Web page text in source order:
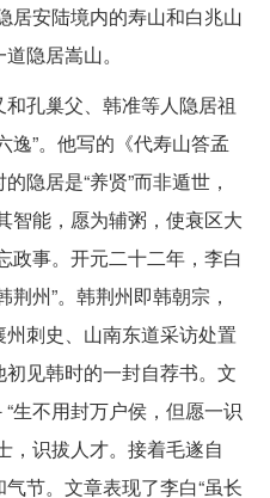
居安陆境内的寿山和白兆山
隐居嵩山。
孔巢父、韩准等人隐居祖
逸”。他写的《代寿山答孟
隐居是“养贤”而非遁世，
智能，愿为辅粥，使衰区大
政事。开元二十二年，李白
州”。韩荆州即韩朝宗，
刺史、山南东道采访处置
见韩时的一封自荐书。文
生不用封万户侯，但愿一识
，识拔人才。接着毛遂自
节。文章表现了李白“虽长